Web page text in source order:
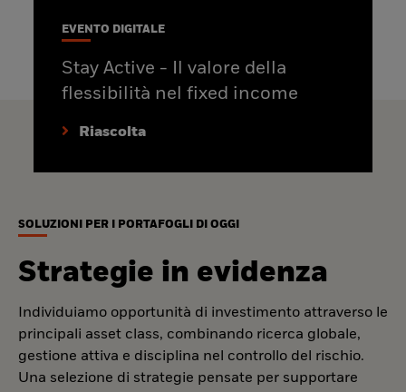
EVENTO DIGITALE
Stay Active - Il valore della
flessibilità nel fixed income
Riascolta
SOLUZIONI PER I PORTAFOGLI DI OGGI
Strategie in evidenza
Individuiamo opportunità di investimento attraverso le
principali asset class, combinando ricerca globale,
gestione attiva e disciplina nel controllo del rischio.
Una selezione di strategie pensate per supportare